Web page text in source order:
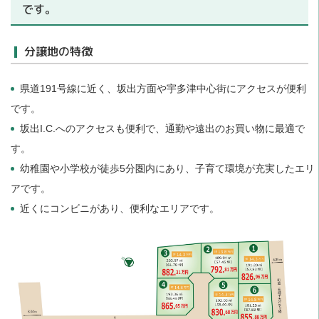
です。
分譲地の特徴
県道191号線に近く、坂出方面や宇多津中心街にアクセスが便利
です。
坂出I.C.へのアクセスも便利で、通勤や遠出のお買い物に最適で
す。
幼稚園や小学校が徒歩5分圏内にあり、子育て環境が充実したエリ
アです。
近くにコンビニがあり、便利なエリアです。